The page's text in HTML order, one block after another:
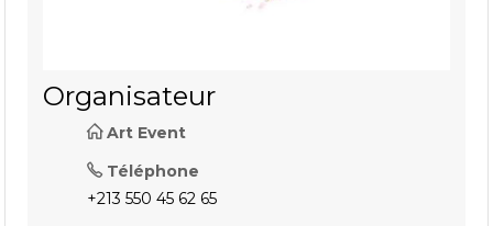
Organisateur
Art Event
Téléphone
+213 550 45 62 65